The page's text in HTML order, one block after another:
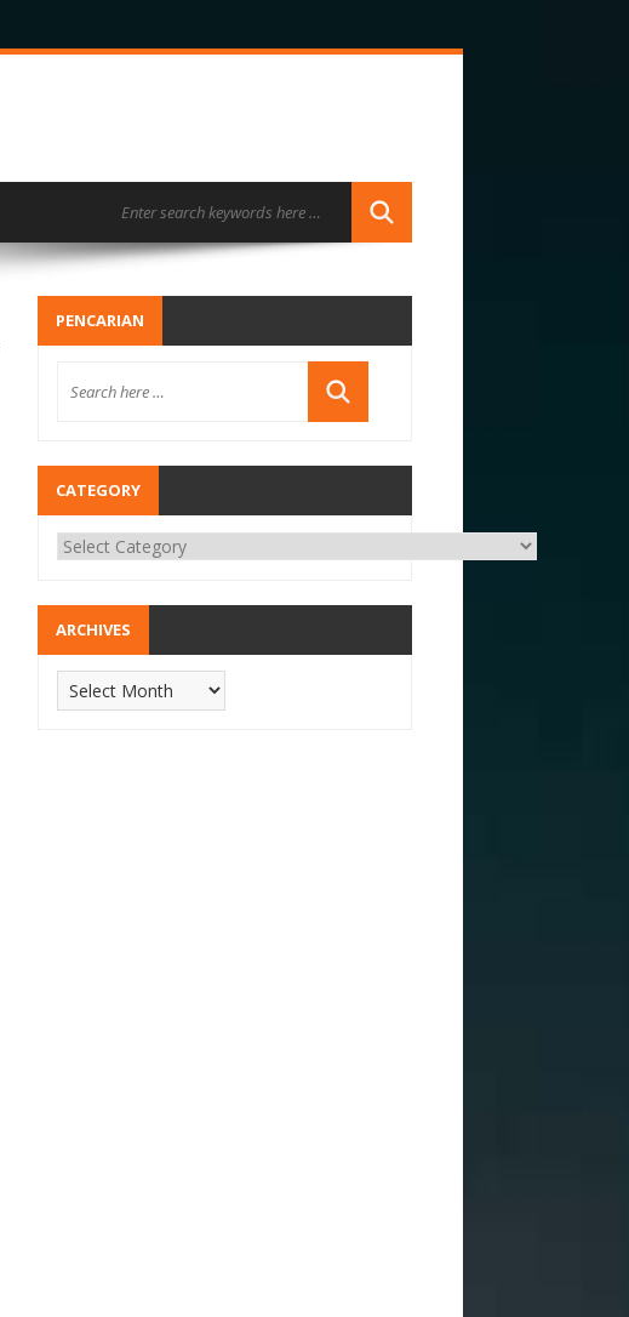
PENCARIAN
CATEGORY
ARCHIVES